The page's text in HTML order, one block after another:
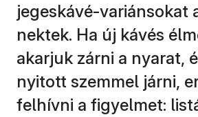
jegeskávé-variánsokat
nektek. Ha új kávés
akarjuk zárni a nyarat,
nyitott szemmel járni,
felhívni a figyelmet: